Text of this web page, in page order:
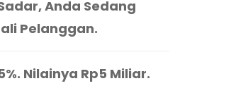
Anda Sedang
Pelanggan.
Nilainya Rp5 Miliar.